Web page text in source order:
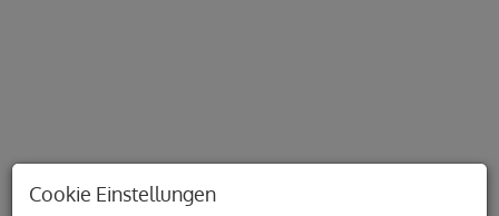
Cookie Einstellungen